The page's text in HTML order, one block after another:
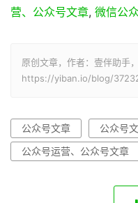
营、公众号文章, 微信公
原创文章，作者：壹伴助手
https://yiban.io/blog/
公众号文章
公众号
公众号运营、公众号文章